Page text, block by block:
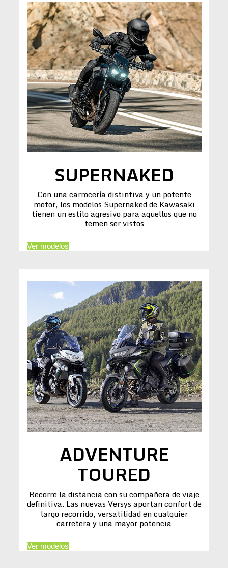
SUPERNAKED
Con una carrocería distintiva y un potente
motor, los modelos Supernaked de Kawasaki
tienen un estilo agresivo para aquellos que no
temen ser vistos
Ver modelos
ADVENTURE
TOURED
Recorre la distancia con su compañera de viaje
definitiva. Las nuevas Versys aportan confort de
largo recorrido, versatilidad en cualquier
carretera y una mayor potencia
Ver modelos